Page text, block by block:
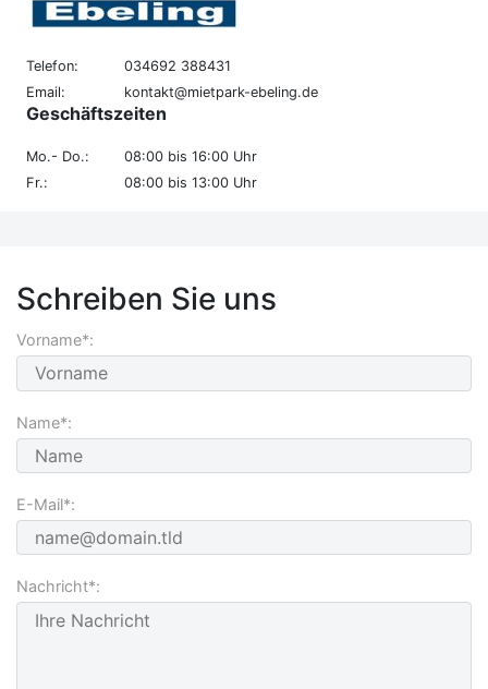
Telefon:
034692 388431
Email:
kontakt@mietpark-ebeling.de
Geschäftszeiten
Mo.- Do.:
08:00 bis 16:00 Uhr
Fr.:
08:00 bis 13:00 Uhr
Schreiben Sie uns
Vorname*:
Name*:
E-Mail*:
Nachricht*: